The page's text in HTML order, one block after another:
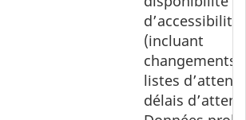
d’accessibilité
(incluant
changements
listes
délais